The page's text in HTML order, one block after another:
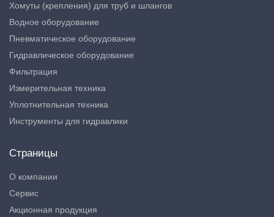
Хомуты (крепления) для труб и шлангов
Водное оборудование
Пневматическое оборудование
Гидравлическое оборудование
Фильтрация
Измерительная техника
Уплотнительная техника
Инструменты для гидравлики
Страницы
О компании
Сервис
Акционная продукция